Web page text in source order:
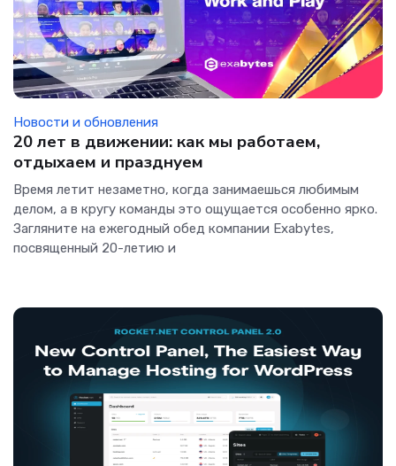
Новости и обновления
20 лет в движении: как мы работаем,
отдыхаем и празднуем
Время летит незаметно, когда занимаешься любимым
делом, а в кругу команды это ощущается особенно ярко.
Загляните на ежегодный обед компании Exabytes,
посвященный 20-летию и